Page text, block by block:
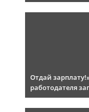
Отдай
работодателя